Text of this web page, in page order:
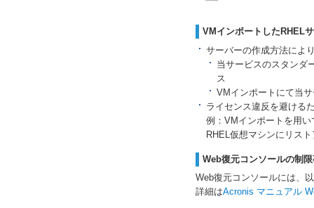
VMインポートしたRHEL
サーバーの作成方法によ
当サービスのスタンダ
ス
VMインポートにて当
ライセンス違反を避ける
例：VMインポートを用
RHEL仮想マシンにリス
Web復元コンソールの制
Web復元コンソールには、
詳細はAcronis マニュアル